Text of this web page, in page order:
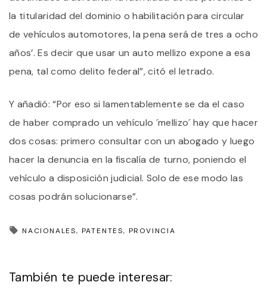
la titularidad del dominio o habilitación para circular
de vehículos automotores, la pena será de tres a ocho
años’. Es decir que usar un auto mellizo expone a esa
pena, tal como delito federal”, citó el letrado.
Y añadió: “Por eso si lamentablemente se da el caso
de haber comprado un vehículo ´mellizo´ hay que hacer
dos cosas: primero consultar con un abogado y luego
hacer la denuncia en la fiscalía de turno, poniendo el
vehículo a disposición judicial. Solo de ese modo las
cosas podrán solucionarse”.
NACIONALES PATENTES PROVINCIA
También te puede interesar: